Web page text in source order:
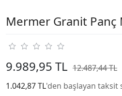
Mermer Granit Panç
9.989,95 TL 12.487,44 TL
1.042,87 TL'den başlayan taksit